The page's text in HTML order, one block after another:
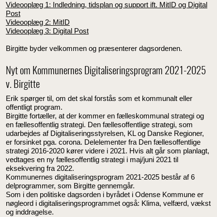
Videooplæg 1: Indledning, tidsplan og support ift. MitID og Digital
Post
Videooplæg 2: MitID
Videooplæg 3: Digital Post
Birgitte byder velkommen og præsenterer dagsordenen.
Nyt om Kommunernes Digitaliseringsprogram 2021-2025
v. Birgitte
Erik spørger til, om det skal forstås som et kommunalt eller
offentligt program.
Birgitte fortæller, at der kommer en fælleskommunal strategi og
en fællesoffentlig strategi. Den fællesoffentlige strategi, som
udarbejdes af Digitaliseringsstyrelsen, KL og Danske Regioner,
er forsinket pga. corona. Delelementer fra Den fællesoffentlige
strategi 2016-2020 kører videre i 2021. Hvis alt går som planlagt,
vedtages en ny fællesoffentlig strategi i maj/juni 2021 til
eksekvering fra 2022.
Kommunernes digitaliseringsprogram 2021-2025 består af 6
delprogrammer, som Birgitte gennemgår.
Som i den politiske dagsorden i byrådet i Odense Kommune er
nøgleord i digitaliseringsprogrammet også: Klima, velfærd, vækst
og inddragelse.